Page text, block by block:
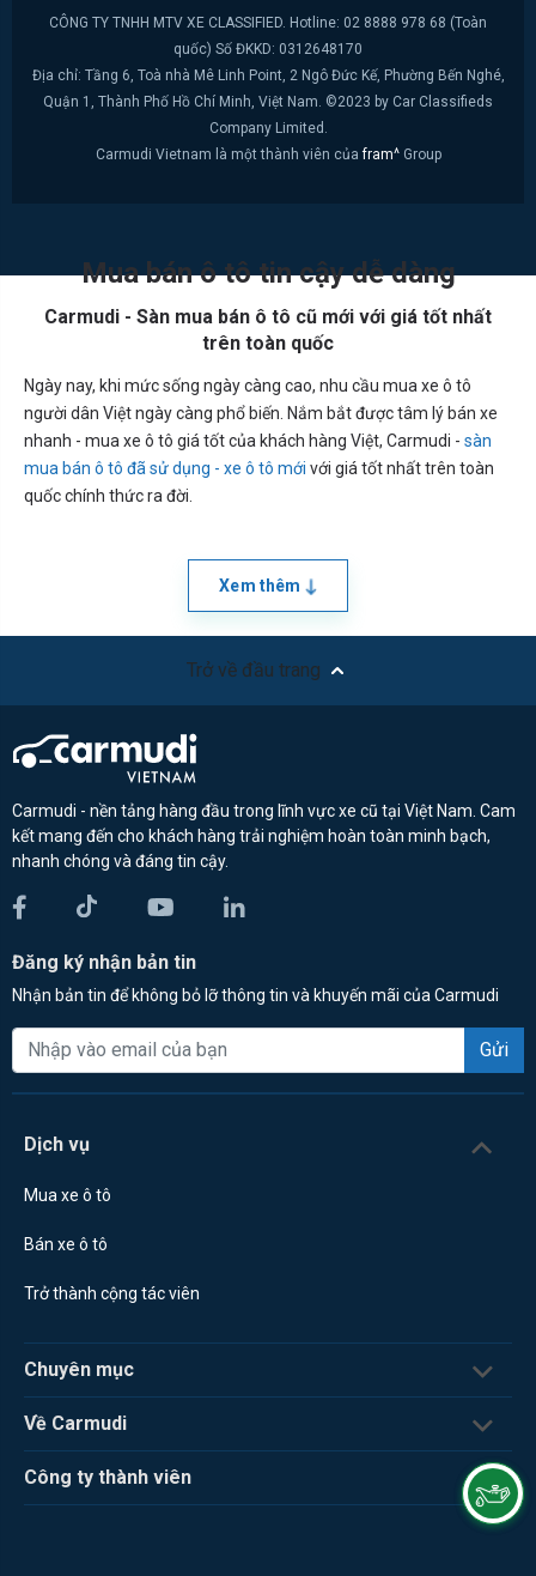
CÔNG TY TNHH MTV XE CLASSIFIED. Hotline: 02 8888 978 68 (Toàn
quốc) Số ĐKKD: 0312648170
Địa chỉ: Tầng 6, Toà nhà Mê Linh Point, 2 Ngô Đức Kế, Phường Bến Nghé,
Quận 1, Thành Phố Hồ Chí Minh, Việt Nam. ©2023 by Car Classifieds
Company Limited.
Carmudi Vietnam là một thành viên củafram^ Group
Mua bán ô tô tin cậy dễ dàng
Carmudi - Sàn mua bán ô tô cũ mới với giá tốt nhất
trên toàn quốc
Ngày nay, khi mức sống ngày càng cao, nhu cầu mua xe ô tô
người dân Việt ngày càng phổ biến. Nắm bắt được tâm lý bán xe
nhanh - mua xe ô tô giá tốt của khách hàng Việt, Carmudi - sàn
mua bán ô tô đã sử dụng - xe ô tô mới với giá tốt nhất trên toàn
quốc chính thức ra đời.
Xem thêm
Trở về đầu trang
Carmudi - nền tảng hàng đầu trong lĩnh vực xe cũ tại Việt Nam. Cam
kết mang đến cho khách hàng trải nghiệm hoàn toàn minh bạch,
nhanh chóng và đáng tin cậy.
Đăng ký nhận bản tin
Nhận bản tin để không bỏ lỡ thông tin và khuyến mãi của Carmudi
Gửi
Dịch vụ
Mua xe ô tô
Bán xe ô tô
Trở thành cộng tác viên
Chuyên mục
Về Carmudi
Công ty thành viên